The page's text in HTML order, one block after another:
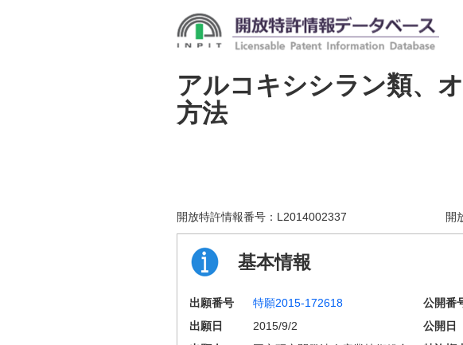
アルコキシシラン類、
方法
開放特許情報番号： L2014002337 開
基本情報
出願番号 特願2015-172618 公開番
出願日
2015/9/2 公開日